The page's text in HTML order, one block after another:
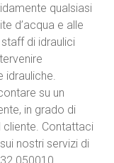
qualsiasi
d’acqua e alle
di idraulici
su un
in grado di
Contattaci
nostri servizi di
050010